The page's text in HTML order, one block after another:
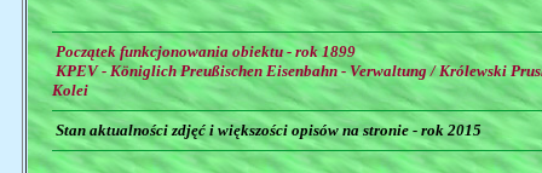
Początek funkcjonowania obiektu - rok 1899
KPEV - Königlich Preußischen Eisenbahn - Verwaltung / Królewski
Kolei
Stan aktualności zdjęć i większości opisów na stronie - rok 2015